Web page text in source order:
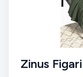
Zinus